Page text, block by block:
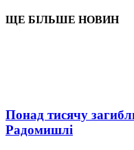
ЩЕ БІЛЬШЕ НОВИН
Понад тисячу
Радомишлі